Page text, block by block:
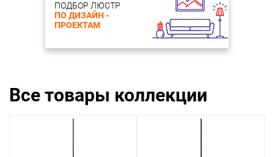
ПОДБОР ЛЮСТР
ПО ДИЗАЙН -
ПРОЕКТАМ
Все товары коллекции